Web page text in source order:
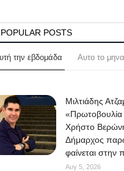
POPULAR POSTS
την εβδομάδα Αυτο το μηνα
Μιλτιάδης
Χρήστο
Δήμαρχος
φαίνεται στην
Αυγ 5, 2026